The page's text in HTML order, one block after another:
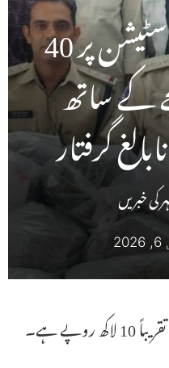
سکندرآباد ریل اسٹیشن پر 40
کے ساتھ
کی خبریں
ہے۔